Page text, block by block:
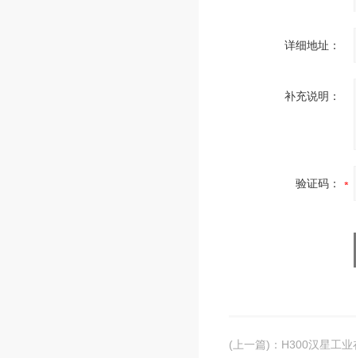
详细地址：
补充说明：
验证码：
(上一篇) ： H300汉星工